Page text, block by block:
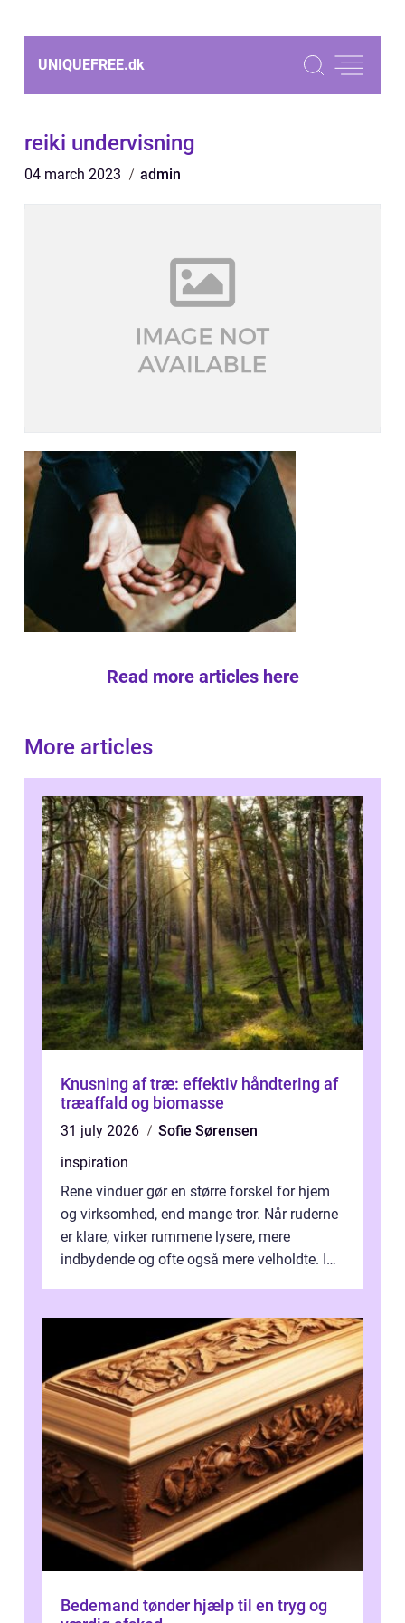
UNIQUEFREE.dk
reiki undervisning
04 march 2023 admin
Read more articles here
More articles
Knusning af træ: effektiv håndtering af
træaffald og biomasse
31 july 2026
Sofie Sørensen
inspiration
Rene vinduer gør en større forskel for hjem
og virksomhed, end mange tror. Når ruderne
er klare, virker rummene lysere, mere
indbydende og ofte også mere velholdte. I
Bedemand tønder hjælp til en tryg og